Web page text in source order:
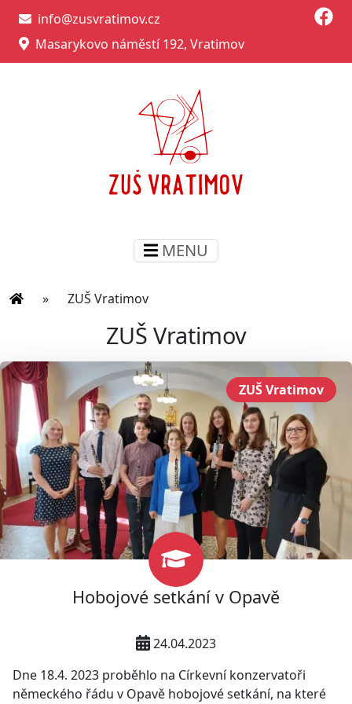
info@zusvratimov.cz
Masarykovo náměstí 192, Vratimov
MENU
» ZUŠ Vratimov
ZUŠ Vratimov
Hobojové setkání v Opavě
24.04.2023
Dne 18.4. 2023 proběhlo na Církevní konzervatoři
německého řádu v Opavě hobojové setkání, na které
ZUŠ Vratimov